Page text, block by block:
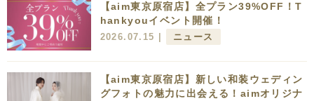
【aim東京原宿店】全プラン39%OFF！T
hankyouイベント開催！
2026.07.15 | ニュース
【aim東京原宿店】新しい和装ウェディン
グフォトの魅力に出会える！aimオリジナ